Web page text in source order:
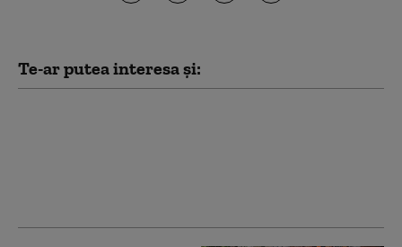
Te-ar putea interesa și: